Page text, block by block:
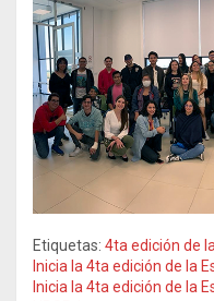
Etiquetas: 4ta edición de
Inicia la 4ta edición de la
Inicia la 4ta edición de la